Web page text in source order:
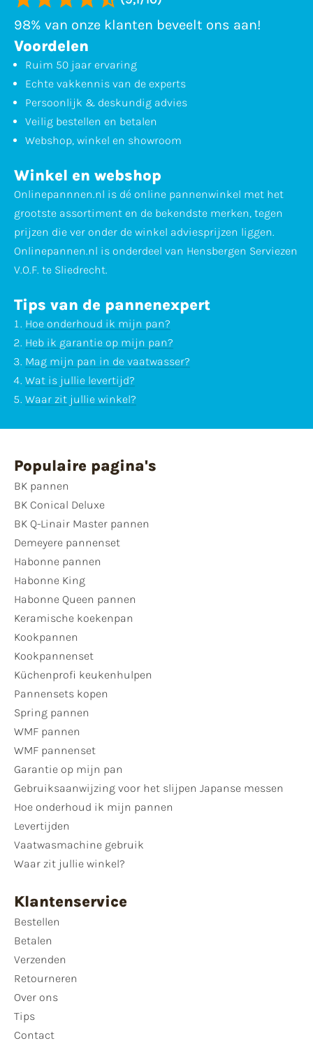
98% van onze klanten beveelt ons aan!
Voordelen
Ruim 50 jaar ervaring
Echte vakkennis van de experts
Persoonlijk & deskundig advies
Veilig bestellen en betalen
Webshop, winkel en showroom
Winkel en webshop
Onlinepannnen.nl is dé online pannenwinkel met het
grootste assortiment en de bekendste merken, tegen
prijzen die ver onder de winkel adviesprijzen liggen.
Onlinepannen.nl is onderdeel van Hensbergen Serviezen
V.O.F. te Sliedrecht.
Tips van de pannenexpert
Hoe onderhoud ik mijn pan?
Heb ik garantie op mijn pan?
Mag mijn pan in de vaatwasser?
Wat is jullie levertijd?
Waar zit jullie winkel?
Populaire pagina's
BK pannen
BK Conical Deluxe
BK Q-Linair Master pannen
Demeyere pannenset
Habonne pannen
Habonne King
Habonne Queen pannen
Keramische koekenpan
Kookpannen
Kookpannenset
Küchenprofi keukenhulpen
Pannensets kopen
Spring pannen
WMF pannen
WMF pannenset
Garantie op mijn pan
Gebruiksaanwijzing voor het slijpen Japanse messen
Hoe onderhoud ik mijn pannen
Levertijden
Vaatwasmachine gebruik
Waar zit jullie winkel?
Klantenservice
Bestellen
Betalen
Verzenden
Retourneren
Over ons
Tips
Contact